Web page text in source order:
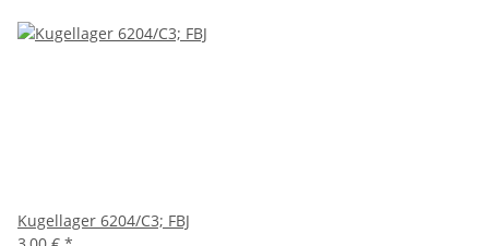
Kugellager 6204/C3; FBJ